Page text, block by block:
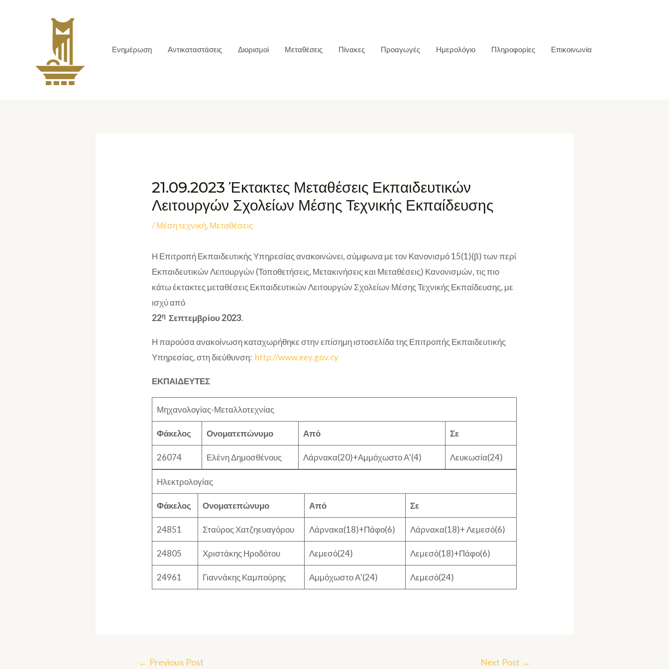
Ενημέρωση Αντικαταστάσεις Διορισμοί Μεταθέσεις Πίνακες Προαγωγές Ημερολόγιο Πληροφορίες Επικοινωνία
21.09.2023 Έκτακτες Μεταθέσεις Εκπαιδευτικών
Λειτουργών Σχολείων Μέσης Τεχνικής Εκπαίδευσης
/Μέση τεχνική, Μεταθέσεις
Η Επιτροπή Εκπαιδευτικής Υπηρεσίας ανακοινώνει, σύμφωνα με τον Κανονισμό 15(1)(β) των περί
Εκπαιδευτικών Λειτουργών (Τοποθετήσεις, Μετακινήσεις και Μεταθέσεις) Κανονισμών, τις πιο
κάτω έκτακτες μεταθέσεις Εκπαιδευτικών Λειτουργών Σχολείων Μέσης Τεχνικής Εκπαίδευσης, με
ισχύ από
22η Σεπτεμβρίου 2023.
Η παρούσα ανακοίνωση καταχωρήθηκε στην επίσημη ιστοσελίδα της Επιτροπής Εκπαιδευτικής
Υπηρεσίας, στη διεύθυνση: http://www.eey.gov.cy
ΕΚΠΑΙΔΕΥΤΕΣ
Μηχανολογίας-Μεταλλοτεχνίας
Φάκελος Ονοματεπώνυμο Από Σε
26074 Ελένη Δημοσθένους Λάρνακα(20)+Αμμόχωστο Α'(4) Λευκωσία(24)
Ηλεκτρολογίας
Φάκελος Ονοματεπώνυμο Από Σε
24851 Σταύρος Χατζηευαγόρου Λάρνακα(18)+Πάφο(6) Λάρνακα(18)+ Λεμεσό(6)
24805 Χριστάκης Ηροδότου Λεμεσό(24) Λεμεσό(18)+Πάφο(6)
24961 Γιαννάκης Καμπούρης Αμμόχωστο Α'(24) Λεμεσό(24)
← Previous Post Next Post →